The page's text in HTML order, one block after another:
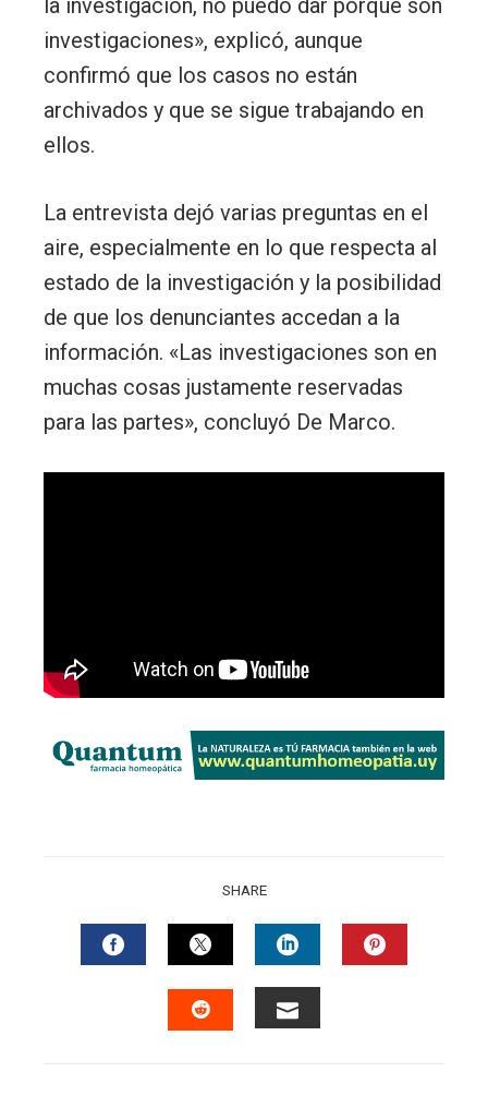
la investigación, no puedo dar porque son
investigaciones», explicó, aunque
confirmó que los casos no están
archivados y que se sigue trabajando en
ellos.
La entrevista dejó varias preguntas en el
aire, especialmente en lo que respecta al
estado de la investigación y la posibilidad
de que los denunciantes accedan a la
información. «Las investigaciones son en
muchas cosas justamente reservadas
para las partes», concluyó De Marco.
SHARE
FACEBOOKTWITTERLINKEDIN